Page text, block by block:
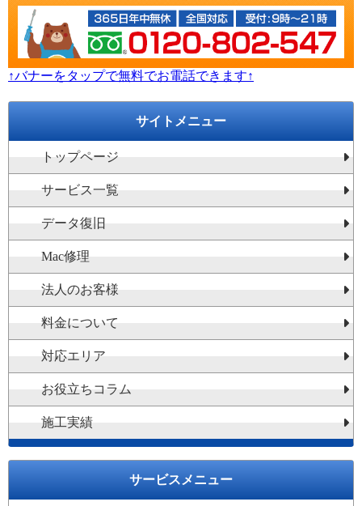
↑バナーをタップで無料でお電話できます↑
サイトメニュー
トップページ
サービス一覧
データ復旧
Mac修理
法人のお客様
料金について
対応エリア
お役立ちコラム
施工実績
サービスメニュー